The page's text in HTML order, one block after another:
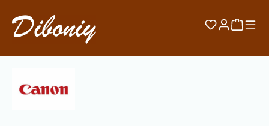
Passa al contenuto principale
Hai 0Il